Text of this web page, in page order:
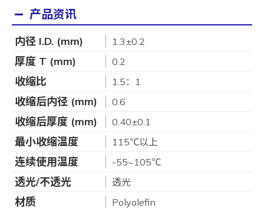
产品资讯
内径 I.D. (mm) 1.3±0.2
厚度 T (mm) 0.2
收缩比 1.5：1
收缩后内径 (mm) 0.6
收缩后厚度 (mm) 0.40±0.1
最小收缩温度 115℃以上
连续使用温度 -55~105℃
透光/不透光 透光
材质 Polyolefin